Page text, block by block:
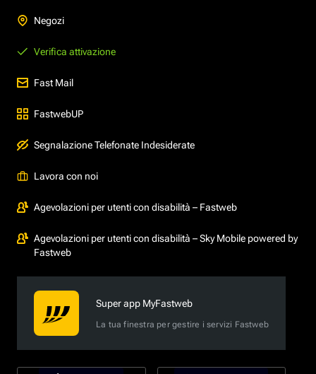
Negozi
Verifica attivazione
Fast Mail
FastwebUP
Segnalazione Telefonate Indesiderate
Lavora con noi
Agevolazioni per utenti con disabilità – Fastweb
Agevolazioni per utenti con disabilità – Sky Mobile powered by
Fastweb
Super app MyFastweb
La tua finestra per gestire i servizi Fastweb